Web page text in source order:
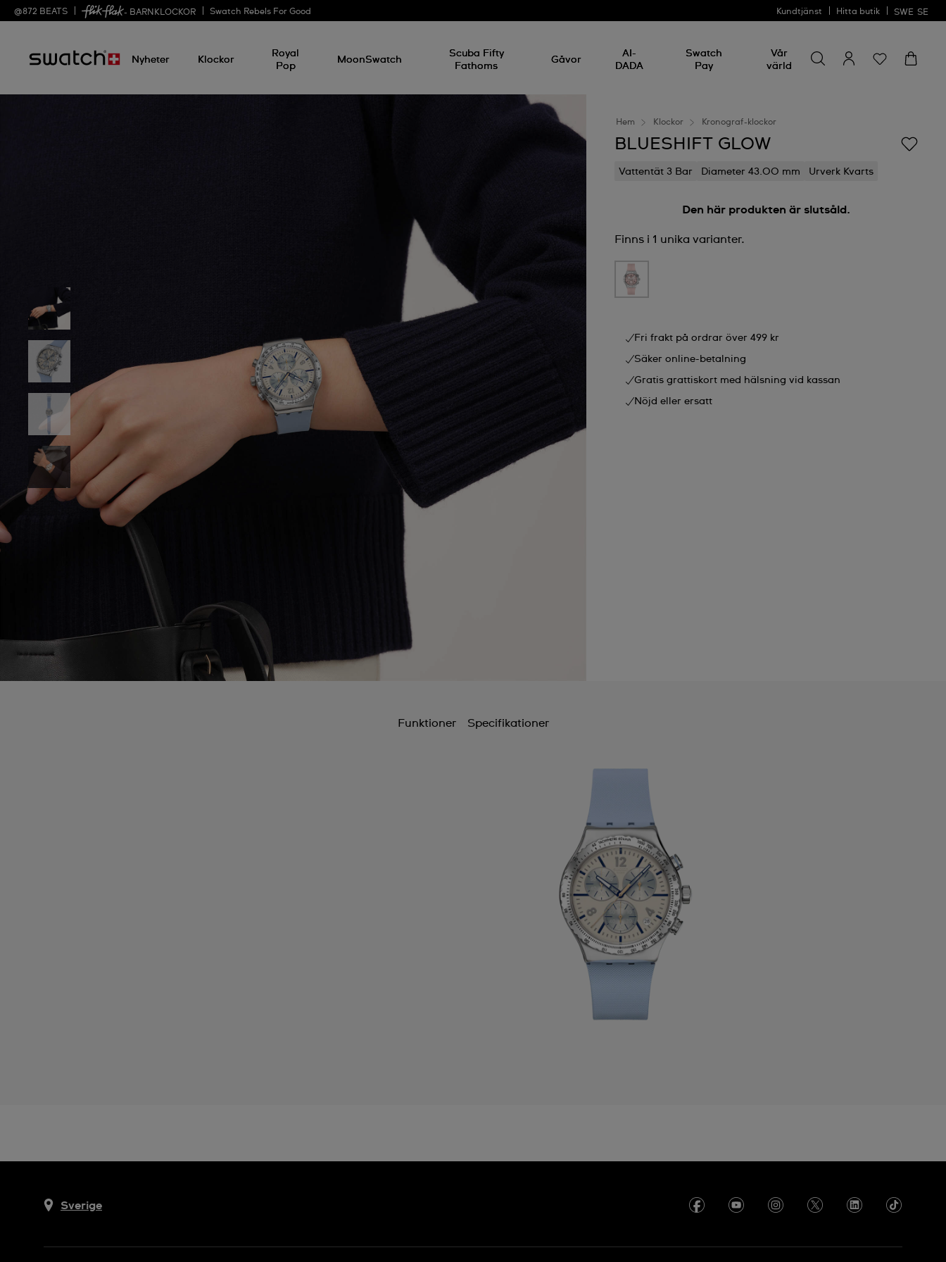
@872 BEATS - BARNKLOCKOR Swatch Rebels For Good Kundtjänst Hitta butik SWE SE
Nyheter Klockor
Royal
Pop
MoonSwatch
Scuba Fifty
Fathoms
Gåvor
AI-
DADA
Swatch
Pay
Vår
värld
efter
något
Hem Klockor Kronograf-klockor
BLUESHIFT GLOW
Vattentät 3 Bar Diameter 43.00 mm Urverk Kvarts
Den här produkten är slutsåld.
Finns i 1 unika varianter.
Fri frakt på ordrar över 499 kr
Säker online-betalning
Gratis grattiskort med hälsning vid kassan
Nöjd eller ersatt
Funktioner Specifikationer
Sverige